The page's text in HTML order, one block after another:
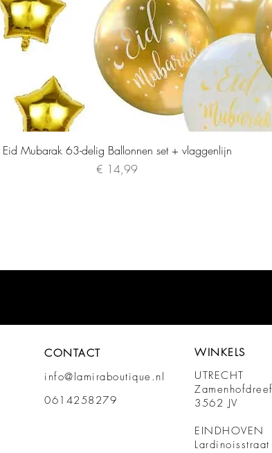
Eid Mubarak 63-delig Ballonnen set + vlaggenlijn
Prijs
€ 14,99
CONTACT
info@lamiraboutique.nl
0614258279
WINKELS
UTRECHT
3562 JV
EINDHOVEN